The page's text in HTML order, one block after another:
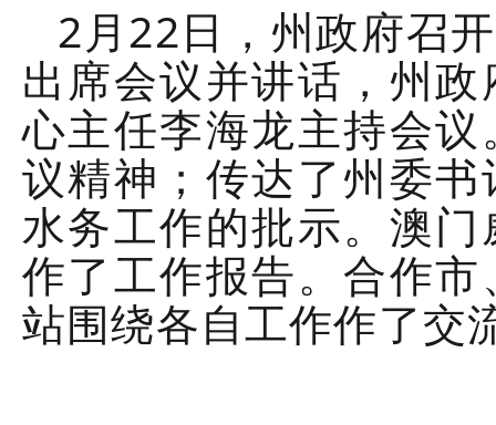
2月22日，州政府召
出席会议并讲话，州
心主任李海龙主持会
议精神；传达了州委
水务工作的批示。澳
作了工作报告。合作
站围绕各自工作作了交